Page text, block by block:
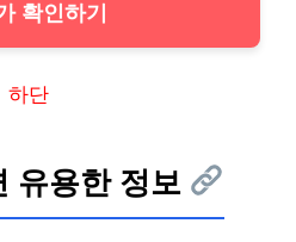
확인하기
하단
유용한 정보